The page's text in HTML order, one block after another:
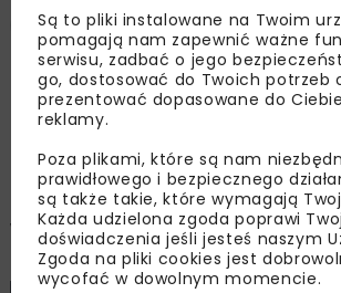
Tomasz Orłowski
Zamiast w Wiśle 29 października
Forum Drogownictwa odbyło się
wydarzenie online – Webforum:
trwałe drogi.
Są to pliki instalowane na Twoim
pomagają nam zapewnić ważne
serwisu, zadbać o jego
go, dostosować do Twoich potrzeb
prezentować dopasowane do
reklamy.
Poza plikami, które są nam
prawidłowego i bezpiecznego
są także takie, które wymagają
Każda udzielona zgoda poprawi
doświadczenia jeśli jesteś naszym
Zgoda na pliki cookies jest
wycofać w dowolnym momencie.